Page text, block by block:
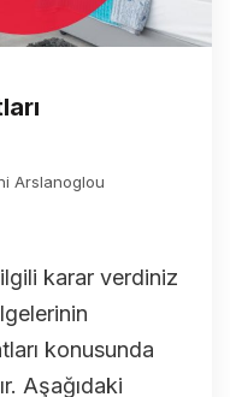
Arslanoglou
karar verdiniz
konusunda
Aşağıdaki